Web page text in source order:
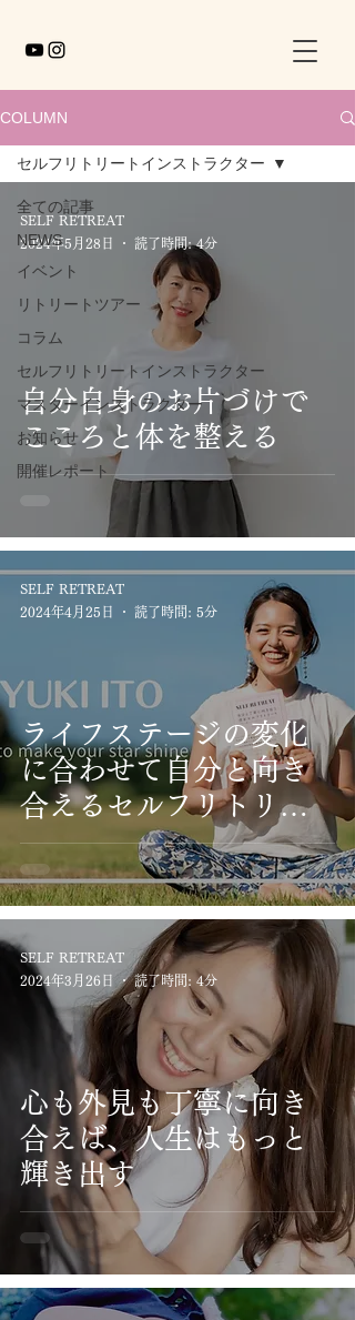
COLUMN
全ての記事
NEWS
イベント
リトリートツアー
コラム
セルフリトリートインストラクター
マスターインストラクター
お知らせ
開催レポート
セルフリトリートインストラクター
自分自身のお片づけで
こころと体を整える
SELF RETREAT
2024年5月28日
読了時間: 4分
ライフステージの変化
に合わせて自分と向き
合えるセルフリトリー
ト®︎
SELF RETREAT
2024年4月25日
読了時間: 5分
心も外見も丁寧に向き
合えば、人生はもっと
輝き出す
SELF RETREAT
2024年3月26日
読了時間: 4分